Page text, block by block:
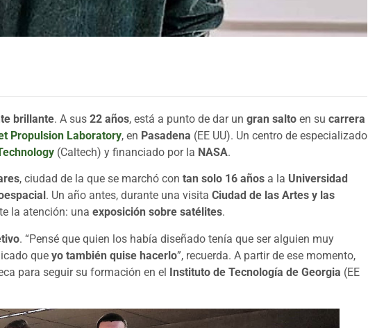
brillante. A sus 22 años, está a punto de dar un gran salto en su carrera
Propulsion Laboratory, en Pasadena (EE UU). Un centro de especializado
(Caltech) y financiado por la NASA.
, ciudad de la que se marchó con tan solo 16 años a la Universidad
. Un año antes, durante una visita Ciudad de las Artes y las
la atención: una exposición sobre satélites.
. “Pensé que quien los había diseñado tenía que ser alguien muy
que yo también quise hacerlo”, recuerda. A partir de ese momento,
para seguir su formación en el Instituto de Tecnología de Georgia (EE